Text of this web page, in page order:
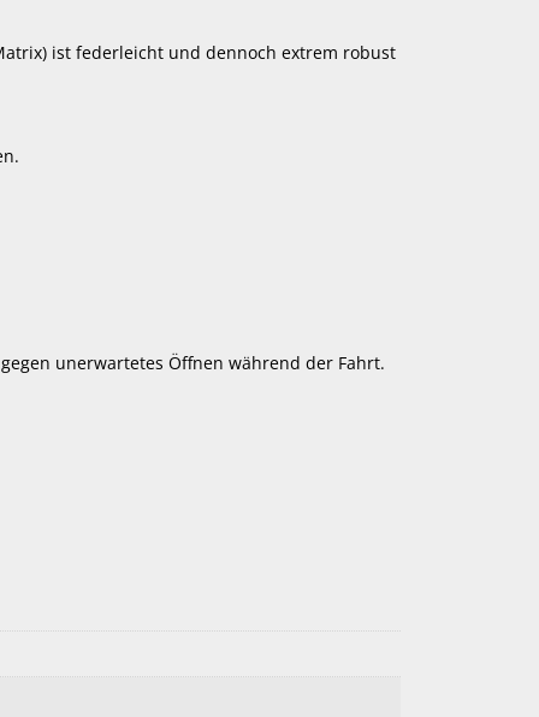
ist federleicht und dennoch extrem robust
unerwartetes Öffnen während der Fahrt.